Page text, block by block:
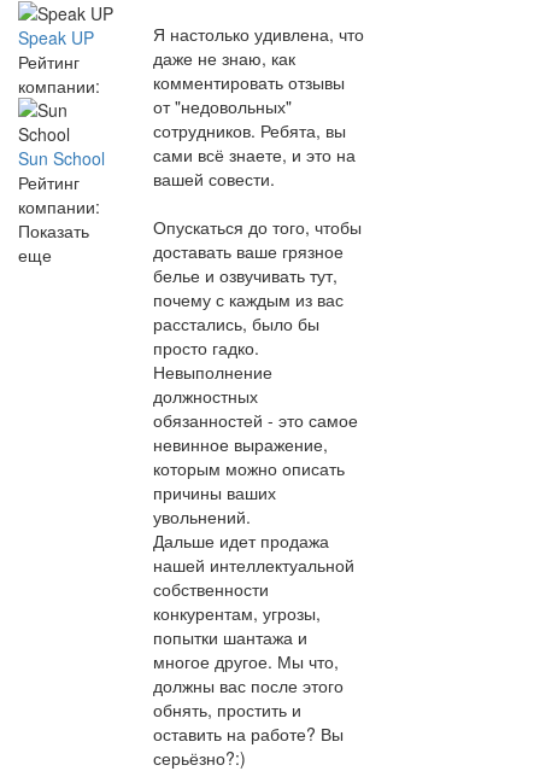
Speak UP
Рейтинг
компании:
Sun School
Рейтинг
компании:
Показать
еще
Я настолько удивлена, что
даже не знаю, как
комментировать отзывы
от "недовольных"
сотрудников. Ребята, вы
сами всё знаете, и это на
вашей совести.
Опускаться до того, чтобы
доставать ваше грязное
белье и озвучивать тут,
почему с каждым из вас
расстались, было бы
просто гадко.
Невыполнение
должностных
обязанностей - это самое
невинное выражение,
которым можно описать
причины ваших
увольнений.
Дальше идет продажа
нашей интеллектуальной
собственности
конкурентам, угрозы,
попытки шантажа и
многое другое. Мы что,
должны вас после этого
обнять, простить и
оставить на работе? Вы
серьёзно?:)